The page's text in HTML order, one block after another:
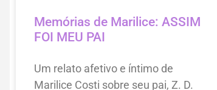
Memórias de Marilice: ASSIM
FOI MEU PAI
Um relato afetivo e íntimo de
Marilice Costi sobre seu pai, Z. D.